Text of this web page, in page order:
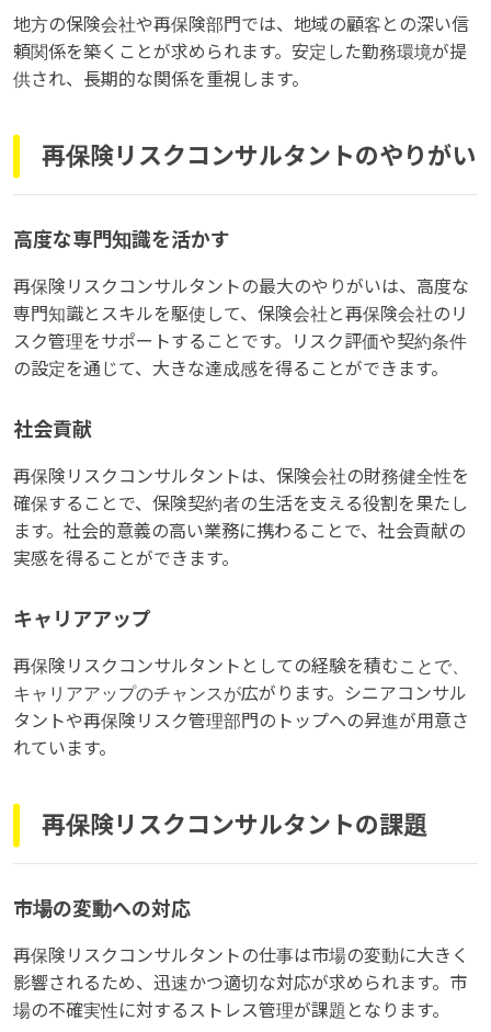
地方の保険会社や再保険部門では、地域の顧客との深い信
頼関係を築くことが求められます。安定した勤務環境が提
供され、長期的な関係を重視します。
再保険リスクコンサルタントのやりがい
高度な専門知識を活かす
再保険リスクコンサルタントの最大のやりがいは、高度な
専門知識とスキルを駆使して、保険会社と再保険会社のリ
スク管理をサポートすることです。リスク評価や契約条件
の設定を通じて、大きな達成感を得ることができます。
社会貢献
再保険リスクコンサルタントは、保険会社の財務健全性を
確保することで、保険契約者の生活を支える役割を果たし
ます。社会的意義の高い業務に携わることで、社会貢献の
実感を得ることができます。
キャリアアップ
再保険リスクコンサルタントとしての経験を積むことで、
キャリアアップのチャンスが広がります。シニアコンサル
タントや再保険リスク管理部門のトップへの昇進が用意さ
れています。
再保険リスクコンサルタントの課題
市場の変動への対応
再保険リスクコンサルタントの仕事は市場の変動に大きく
影響されるため、迅速かつ適切な対応が求められます。市
場の不確実性に対するストレス管理が課題となります。